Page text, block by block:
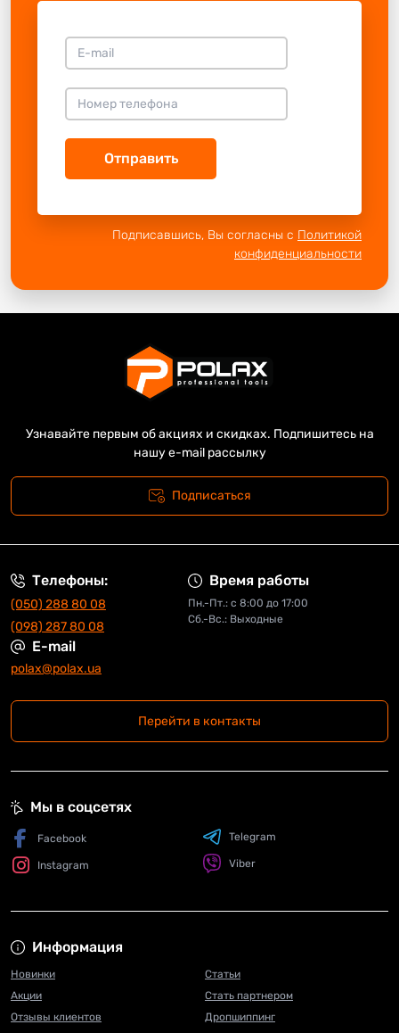
Отправить
Подписавшись, Вы согласны с Политикой
конфиденциальности
Узнавайте первым об акциях и скидках. Подпишитесь на
нашу e-mail рассылку
Подписаться
Телефоны:
(050) 288 80 08
(098) 287 80 08
Время работы
Пн.-Пт.: с 8:00 до 17:00
Сб.-Вс.: Выходные
E-mail
polax@polax.ua
Перейти в контакты
Информация
Новинки
Акции
Отзывы клиентов
Статьи
Стать партнером
Дропшиппинг
Мы в соцсетях
Facebook
Instagram
Telegram
Viber